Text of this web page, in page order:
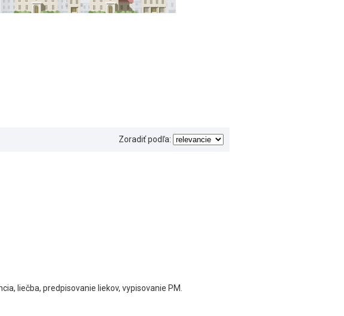
Zoradiť podľa:
liečba, predpisovanie liekov, vypisovanie PM.